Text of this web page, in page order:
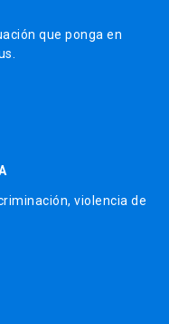
que ponga en
violencia de